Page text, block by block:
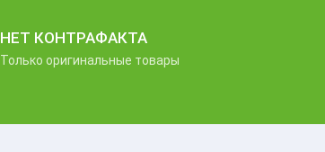
НЕТ КОНТРАФАКТА
Только оригинальные товары